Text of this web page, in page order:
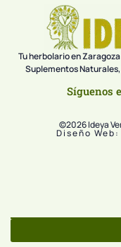
Tu herbolario en
Suplementos
Síguenos
©2026 Ideya
Diseño